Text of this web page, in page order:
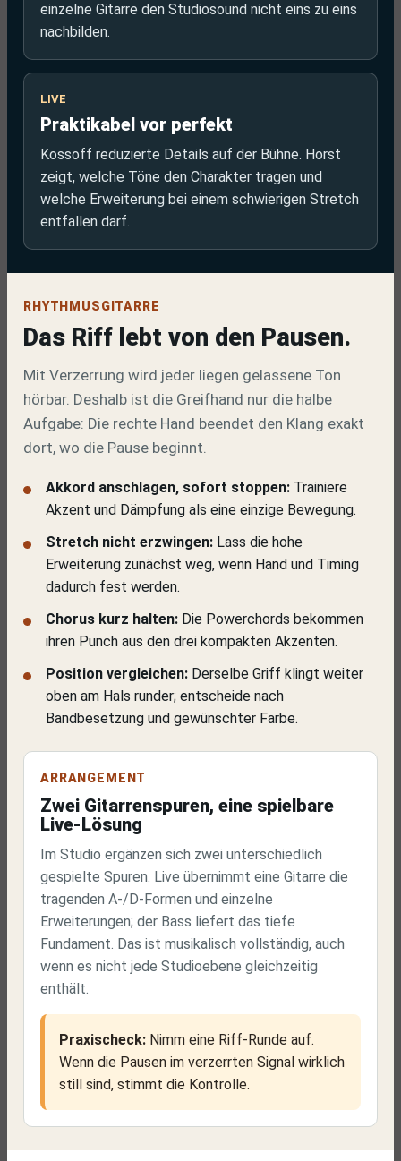
einzelne Gitarre den Studiosound nicht eins zu eins
nachbilden.
LIVE
Praktikabel vor perfekt
Kossoff reduzierte Details auf der Bühne. Horst
zeigt, welche Töne den Charakter tragen und
welche Erweiterung bei einem schwierigen Stretch
entfallen darf.
RHYTHMUSGITARRE
Das Riff lebt von den Pausen.
Mit Verzerrung wird jeder liegen gelassene Ton
hörbar. Deshalb ist die Greifhand nur die halbe
Aufgabe: Die rechte Hand beendet den Klang exakt
dort, wo die Pause beginnt.
Akkord anschlagen, sofort stoppen: Trainiere
Akzent und Dämpfung als eine einzige Bewegung.
Stretch nicht erzwingen: Lass die hohe
Erweiterung zunächst weg, wenn Hand und Timing
dadurch fest werden.
Chorus kurz halten: Die Powerchords bekommen
ihren Punch aus den drei kompakten Akzenten.
Position vergleichen: Derselbe Griff klingt weiter
oben am Hals runder; entscheide nach
Bandbesetzung und gewünschter Farbe.
ARRANGEMENT
Zwei Gitarrenspuren, eine spielbare
Live-Lösung
Im Studio ergänzen sich zwei unterschiedlich
gespielte Spuren. Live übernimmt eine Gitarre die
tragenden A-/D-Formen und einzelne
Erweiterungen; der Bass liefert das tiefe
Fundament. Das ist musikalisch vollständig, auch
wenn es nicht jede Studioebene gleichzeitig
enthält.
Praxischeck: Nimm eine Riff-Runde auf.
Wenn die Pausen im verzerrten Signal wirklich
still sind, stimmt die Kontrolle.